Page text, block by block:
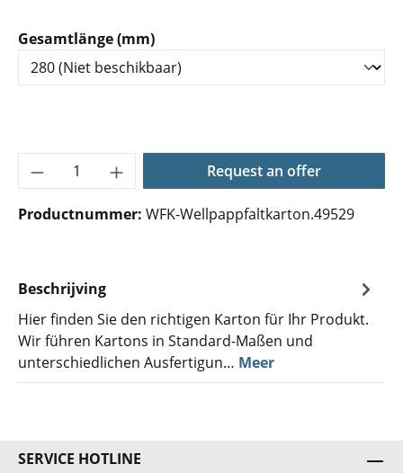
Selecteer
Gesamtlänge (mm)
Producthoeveelheid: Voer de gewenste
Request an offer
Productnummer: WFK-Wellpappfaltkarton.49529
Beschrijving
Hier finden Sie den richtigen Karton für Ihr Produkt.
Wir führen Kartons in Standard-Maßen und
unterschiedlichen Ausfertigun… Meer
SERVICE HOTLINE